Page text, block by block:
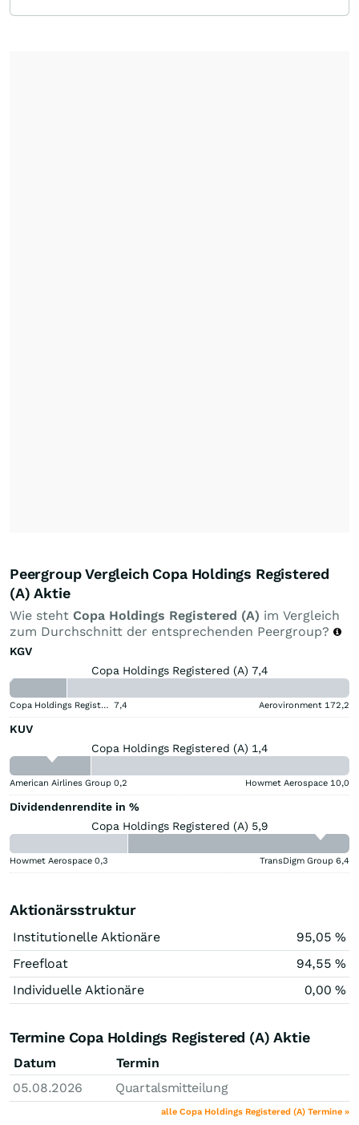
Peergroup Vergleich Copa Holdings Registered
(A) Aktie
Wie steht Copa Holdings Registered (A) im Vergleich
zum Durchschnitt der entsprechenden Peergroup?
KGV
Copa Holdings Registered (A) 7,4
Copa Holdings Registered (A) 7,4 Aerovironment 172,2
KUV
Copa Holdings Registered (A) 1,4
American Airlines Group 0,2 Howmet Aerospace 10,0
Dividendenrendite in %
Copa Holdings Registered (A) 5,9
Howmet Aerospace 0,3 TransDigm Group 6,4
Aktionärsstruktur
Institutionelle Aktionäre
95,05 %
Freefloat
94,55 %
Individuelle Aktionäre
0,00 %
Termine Copa Holdings Registered (A) Aktie
Datum
Termin
05.08.2026
Quartalsmitteilung
alle Copa Holdings Registered (A) Termine »